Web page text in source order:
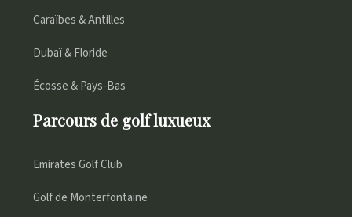
Caraïbes & Antilles
Dubaï & Floride
Écosse & Pays-Bas
Parcours de golf luxueux
Emirates Golf Club
Golf de Monterfontaine